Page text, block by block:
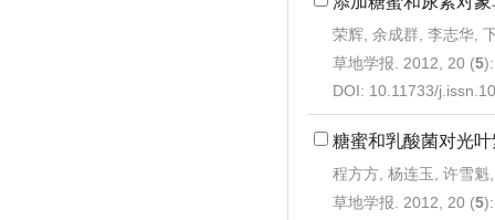
荣辉, 余成群, 李志华,
草地学报. 2012, 20 (5
DOI: 10.11733/
糖蜜和乳酸菌对光
程方方, 杨连玉, 许雪魁
草地学报. 2012, 20 (5